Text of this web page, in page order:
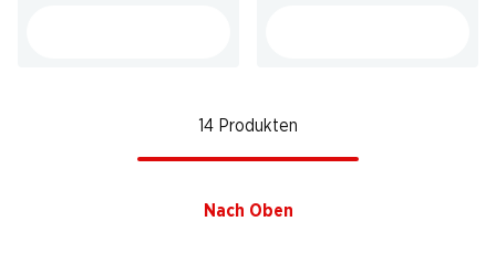
14 Produkten
Nach Oben